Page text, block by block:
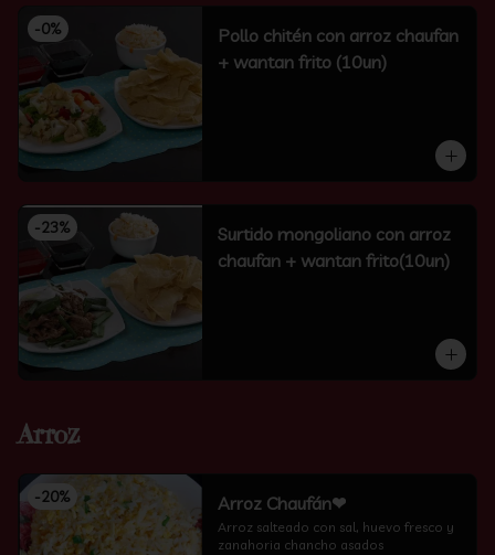
-0%
Pollo chitén con arroz chaufan
+ wantan frito (10un)
-23%
Surtido mongoliano con arroz
chaufan + wantan frito(10un)
Arroz
-20% Arroz Chaufán❤
Arroz salteado con sal, huevo fresco y
zanahoria chancho asados